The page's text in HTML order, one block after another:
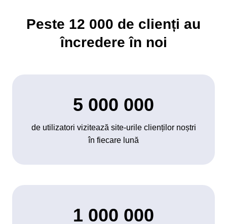
Peste 12 000 de clienți au
încredere în noi
5 000 000
de utilizatori vizitează site-urile clienților noștri
în fiecare lună
1 000 000